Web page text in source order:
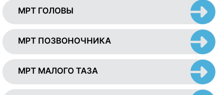
МРТ ГОЛОВЫ
МРТ ПОЗВОНОЧНИКА
МРТ МАЛОГО ТАЗА